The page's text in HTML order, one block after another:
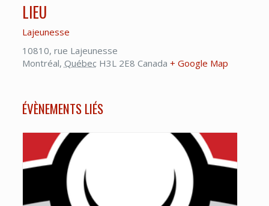
LIEU
Lajeunesse
10810, rue Lajeunesse
Montréal, Québec H3L 2E8 Canada + Google Map
ÉVÈNEMENTS LIÉS